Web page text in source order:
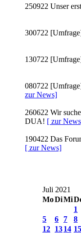
250922 Unser
300722
130722
080722
zur News]
260622 Wir
DUA! [ zur
190422 Das
[ zur News]
Juli 2021
MoDiMi
1
5
6 7
8
12 1314 15